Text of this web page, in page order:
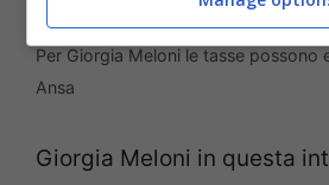
Per Giorgia Meloni le tasse possono
Ansa
Giorgia Meloni in questa